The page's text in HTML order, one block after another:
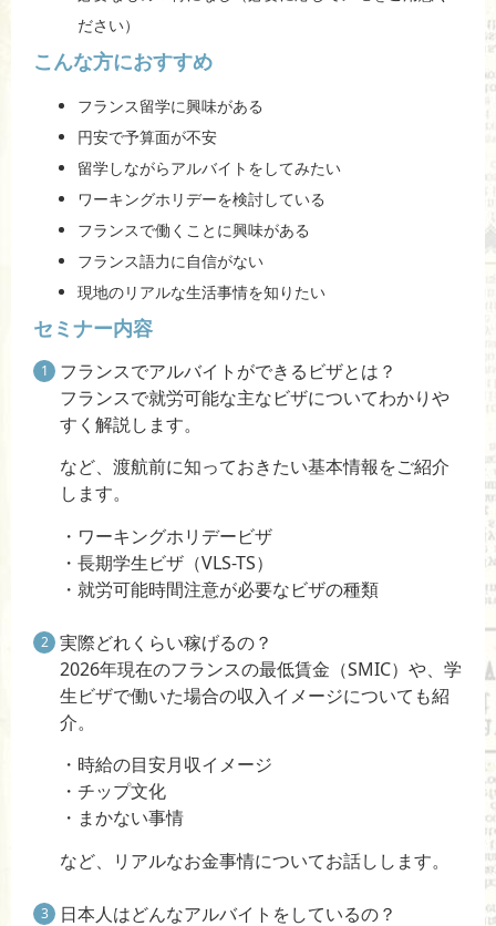
ださい）
こんな方におすすめ
フランス留学に興味がある
円安で予算面が不安
留学しながらアルバイトをしてみたい
ワーキングホリデーを検討している
フランスで働くことに興味がある
フランス語力に自信がない
現地のリアルな生活事情を知りたい
セミナー内容
フランスでアルバイトができるビザとは？
フランスで就労可能な主なビザについてわかりや
すく解説します。
など、渡航前に知っておきたい基本情報をご紹介
します。
・ワーキングホリデービザ
・長期学生ビザ（VLS-TS）
・就労可能時間注意が必要なビザの種類
実際どれくらい稼げるの？
2026年現在のフランスの最低賃金（SMIC）や、学
生ビザで働いた場合の収入イメージについても紹
介。
・時給の目安月収イメージ
・チップ文化
・まかない事情
など、リアルなお金事情についてお話しします。
日本人はどんなアルバイトをしているの？